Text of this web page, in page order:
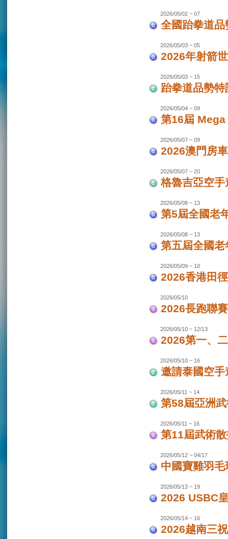
2026/05/02 ~ 07
全國跆拳道
2026/05/03 ~ 05
2026年射箭
2026/05/03 ~ 15
跆拳道品勢
2026/05/04 ~ 09
第16屆
2026/05/07 ~ 09
2026澳門房
2026/05/07 ~ 20
格魯吉亞空
2026/05/08 ~ 13
第5屆全國老
2026/05/08 ~ 13
第五屆全國
2026/05/09 ~ 10
2026香港田
2026/05/10
2026長跑聯
2026/05/10 ~ 12/13
2026第一、
2026/05/10 ~ 16
邀請泰國空
2026/05/11 ~ 14
第58屆亞洲
2026/05/11 ~ 16
第11屆武術
2026/05/12 ~ 04/17
中國寶雞羽
2026/05/13 ~ 19
2026 USBC
2026/05/14 ~ 16
2026越南三